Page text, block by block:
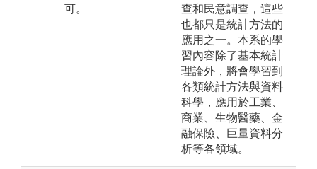
可。
查和民意調查，這些
也都只是統計方法的
應用之一。本系的學
習內容除了基本統計
理論外，將會學習到
各類統計方法與資料
科學，應用於工業、
商業、生物醫藥、金
融保險、巨量資料分
析等各領域。